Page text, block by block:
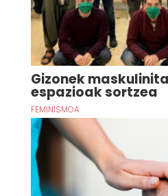
Gizonek
espazioak sortzea
FEMINISMOA